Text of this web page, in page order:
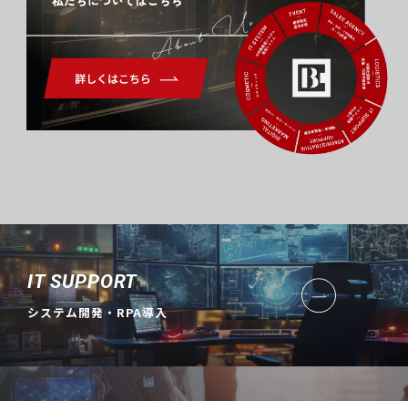
About Us
IT SUPPORT
システム開発・RPA導入